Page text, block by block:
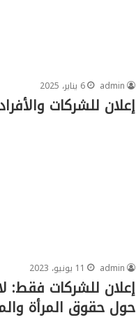
admin 6 يناير، 2025
إعلان للشركات والأفراد
admin 11 يونيو، 2023
إعلان للشركات فقط:
حول حقوق المرأة